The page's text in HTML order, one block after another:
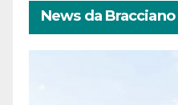
News da Bracciano